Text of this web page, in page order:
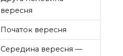
вересня
Початок вересня
Середина вересня —